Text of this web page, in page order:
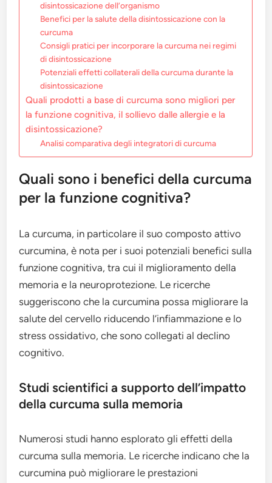
disintossicazione dell’organismo
Benefici per la salute della disintossicazione con la
curcuma
Consigli pratici per incorporare la curcuma nei regimi
di disintossicazione
Potenziali effetti collaterali della curcuma durante la
disintossicazione
Quali prodotti a base di curcuma sono migliori per
la funzione cognitiva, il sollievo dalle allergie e la
disintossicazione?
Analisi comparativa degli integratori di curcuma
Quali sono i benefici della curcuma
per la funzione cognitiva?
La curcuma, in particolare il suo composto attivo
curcumina, è nota per i suoi potenziali benefici sulla
funzione cognitiva, tra cui il miglioramento della
memoria e la neuroprotezione. Le ricerche
suggeriscono che la curcumina possa migliorare la
salute del cervello riducendo l’infiammazione e lo
stress ossidativo, che sono collegati al declino
cognitivo.
Studi scientifici a supporto dell’impatto
della curcuma sulla memoria
Numerosi studi hanno esplorato gli effetti della
curcuma sulla memoria. Le ricerche indicano che la
curcumina può migliorare le prestazioni